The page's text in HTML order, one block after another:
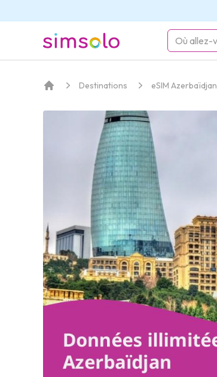
simsolo
Destinations eSIM Azerbaïdjan